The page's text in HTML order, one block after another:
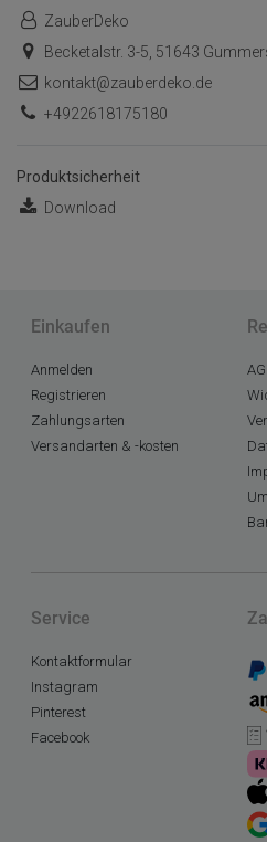
ZauberDeko
Becketalstr. 3-5, 51643
kontakt@zauberdeko.de
+4922618175180
Produktsicherheit
Download
Einkaufen
Anmelden
Registrieren
Zahlungsarten
Versandarten & -kosten
Service
Kontaktformular
Instagram
Pinterest
Facebook